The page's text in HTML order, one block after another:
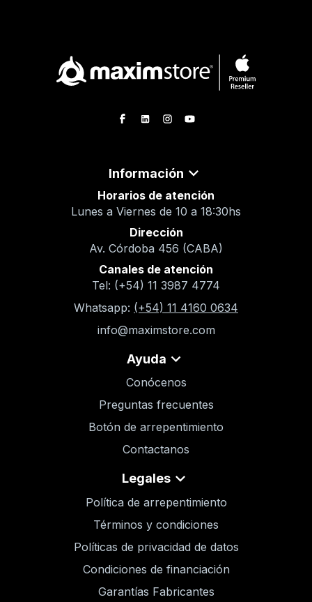
Información
Horarios de atención
Lunes a Viernes de 10 a 18:30hs
Dirección
Av. Córdoba 456 (CABA)
Canales de atención
Tel: (+54) 11 3987 4774
Whatsapp: (+54) 11 4160 0634
info@maximstore.com
Ayuda
Conócenos
Preguntas frecuentes
Botón de arrepentimiento
Contactanos
Legales
Política de arrepentimiento
Términos y condiciones
Políticas de privacidad de datos
Condiciones de financiación
Garantías Fabricantes